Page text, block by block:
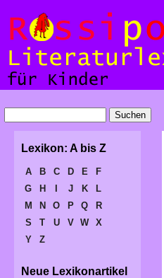
Lexikon: A bis Z
A B C D E
F
G
H J K
L
M
N O P Q
R
S
T U V W
X
Y
Z
Neue Lexikonartikel